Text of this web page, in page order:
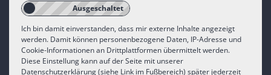
Ich bin damit einverstanden, dass mir externe Inhalte angezeigt
werden. Damit können personenbezogene Daten, IP-Adresse und
Cookie-Informationen an Drittplattformen übermittelt werden.
Diese Einstellung kann auf der Seite mit unserer
Datenschutzerklärung (siehe Link im Fußbereich) später jederzeit